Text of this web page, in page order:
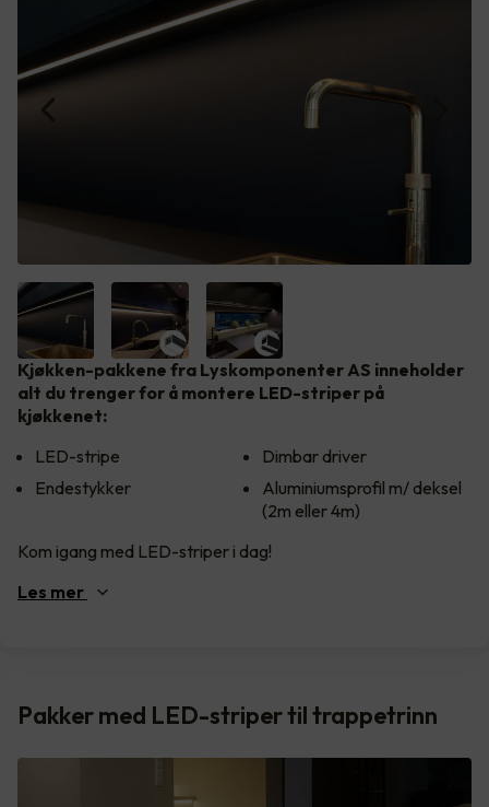
Kjøkken-pakkene fra Lyskomponenter AS inneholder
alt du trenger for å montere LED-striper på
kjøkkenet:
LED-stripe
Endestykker
Dimbar driver
Aluminiumsprofil m/ deksel
(2m eller 4m)
Kom igang med LED-striper i dag!
Les mer
Pakker med LED-striper til trappetrinn